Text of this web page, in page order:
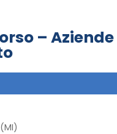
– Aziende